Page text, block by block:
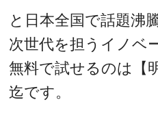
と日本全国で話題沸
次世代を担うイノベ
無料で試せるのは【
迄です。